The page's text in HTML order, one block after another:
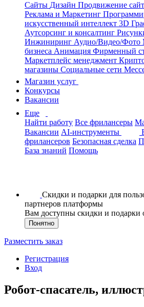
Сайты Дизайн Продвижение
Реклама и Маркетинг
искусственный интеллект 3D
Аутсорсинг и консалтинг
Инжиниринг Аудио/Видео/Фото
бизнеса Анимация Фирменный
Маркетплейс менеджмент
магазины Социальные сети
Магазин услуг
Конкурсы
Вакансии
Еще
Найти работу Все фрилансеры
Вакансии AI-инструменты
фрилансеров Безопасная сделка
База знаний Помощь
Скидки и подарки для
партнеров платформы
Вам доступны скидки и подарки
Понятно
Разместить заказ
Регистрация
Вход
Робот-спасатель,